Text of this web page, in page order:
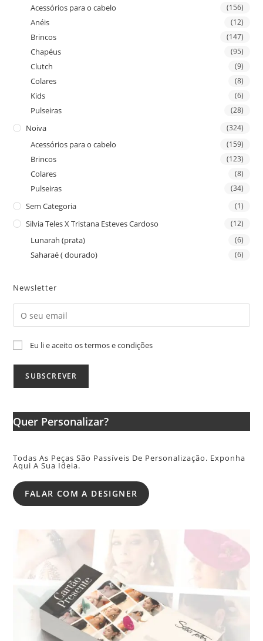
Acessórios para o cabelo (156)
Anéis (12)
Brincos (147)
Chapéus (95)
Clutch (9)
Colares (8)
Kids (6)
Pulseiras (28)
Noiva (324)
Acessórios para o cabelo (159)
Brincos (123)
Colares (8)
Pulseiras (34)
Sem Categoria (1)
Silvia Teles X Tristana Esteves Cardoso (12)
Lunarah (prata) (6)
Saharaé ( dourado) (6)
Newsletter
Eu li e aceito os termos e condições
Quer Personalizar?
Todas As Peças São Passíveis De Personalização. Exponha
Aqui A Sua Ideia.
FALAR COM A DESIGNER